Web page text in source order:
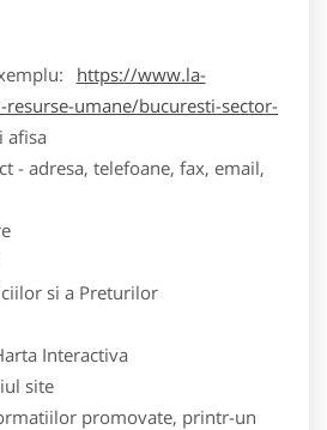
https://www.la-
umane/bucuresti-sector-
afisa
- adresa, telefoane, fax, email,
si a Preturilor
Interactiva
site
promovate, printr-un